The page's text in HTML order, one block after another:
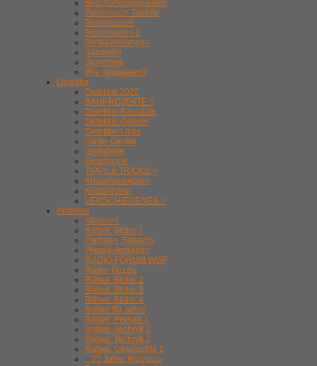
Beschaffungsquellen
Fehlersuch-Tabelle
Reparaturen
Reparaturen 2
Restaurierungen
Sammeln
Sicherheit
Wie reparieren?
Detektor
Detektor 2022
BAUPROJEKTE >
Detektor-Bausätze
Detektor-Galerie
Detektor-Links
Gäste-Geräte
Gollodyne
Geschichte
TIPPS & TRICKS >
Kristalldetekoren
Kristallhörer
VERSCHIEDENES >
Anderes
Altamont
Rätsel. Bilder 1
Flatrates, Streams
Presse-Anfragen
RADIO-FORUM WGF
Radio-Puzzle
Rätsel. Bilder 2
Rätsel. Bilder 3
Rätsel. Bilder 4
Rätsel 90 Jahre
Rätsel. Person 1
Rätsel. Technik 1
Rätsel. Technik 2
Rätsel. Geschichte 1
.. 25 Jahre Wumpus